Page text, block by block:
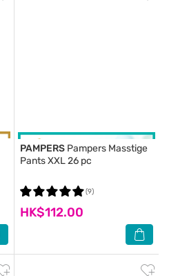
PAMPERS Pampers Masstige
Pants XXL 26 pc
HK$112.00
(9)